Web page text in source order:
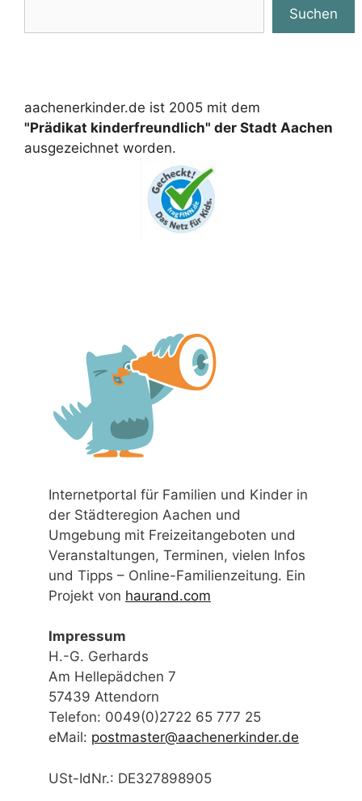
Suchen
aachenerkinder.de ist 2005 mit dem
"Prädikat kinderfreundlich" der Stadt Aachen
ausgezeichnet worden.
Internetportal für Familien und Kinder in
der Städteregion Aachen und
Umgebung mit Freizeitangeboten und
Veranstaltungen, Terminen, vielen Infos
und Tipps – Online-Familienzeitung. Ein
Projekt von haurand.com
Impressum
H.-G. Gerhards
Am Hellepädchen 7
57439 Attendorn
Telefon: 0049(0)2722 65 777 25
eMail: postmaster@aachenerkinder.de
USt-IdNr.: DE327898905